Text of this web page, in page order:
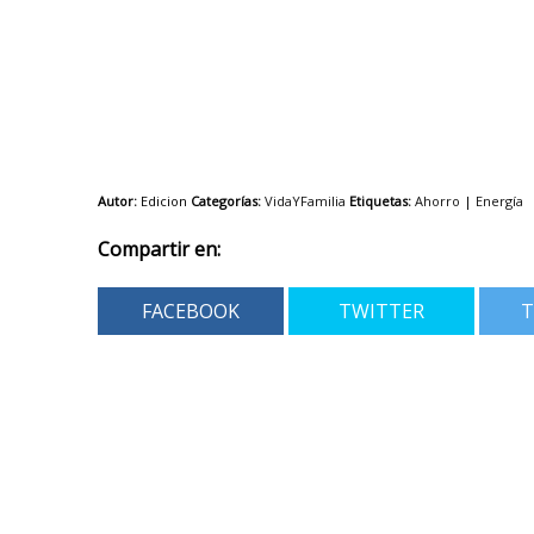
Autor: Edicion Categorías: VidaYFamilia Etiquetas: Ahorro | Energía
Compartir en:
FACEBOOK TWITTER